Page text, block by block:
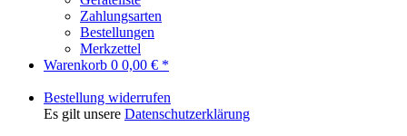
Zahlungsarten
Bestellungen
Merkzettel
Warenkorb 0 0,00 € *
Bestellung widerrufen
Es gilt unsere Datenschutzerklärung